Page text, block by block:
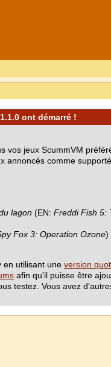
ont démarré !
vos jeux ScummVM
annoncés comme
lagon (EN: Freddi Fish 5:
Fox 3: Operation Ozone)
en utilisant une version
afin qu'il puisse être
testez. Vous avez